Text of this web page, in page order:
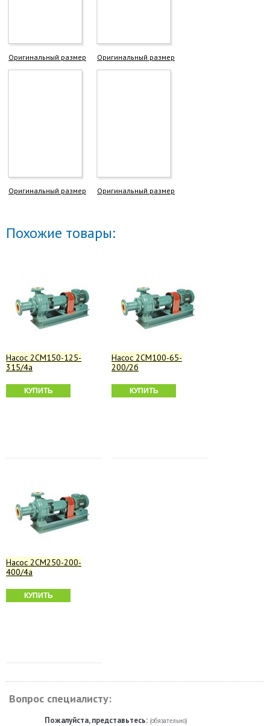
Оригинальный размер Оригинальный размер
Оригинальный размер Оригинальный размер
Похожие товары:
Насос 2СМ150-125-
315/4а
КУПИТЬ
Насос 2СМ100-65-
200/2б
КУПИТЬ
Насос 2СМ250-200-
400/4а
КУПИТЬ
Вопрос специалисту:
Пожалуйста, представьтесь: (обязательно)